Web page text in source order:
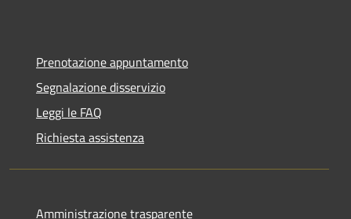
Prenotazione appuntamento
Segnalazione disservizio
Leggi le FAQ
Richiesta assistenza
Amministrazione trasparente